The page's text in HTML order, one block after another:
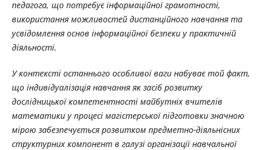
педагога, що потребує інформаційної грамотності,
використання можливостей дистанційного навчання та
усвідомлення основ інформаційної безпеки у практичній
діяльності.
У контексті останнього особливої ваги набуває той факт,
що індивідуалізація навчання як засіб розвитку
дослідницької компетентності майбутніх вчителів
математики у процесі магістерської підготовки значною
мірою забезпечується розвитком предметно-діяльнісних
структурних компонент в галузі організації навчальної